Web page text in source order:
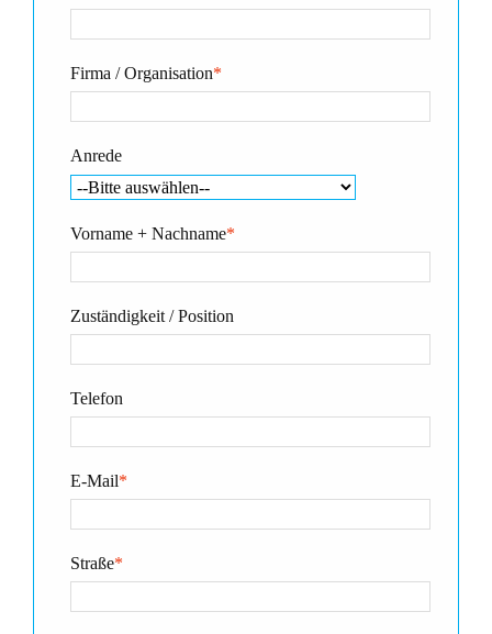
*
Firma / Organisation
Anrede
*
Vorname + Nachname
Zuständigkeit / Position
Telefon
*
E-Mail
*
Straße